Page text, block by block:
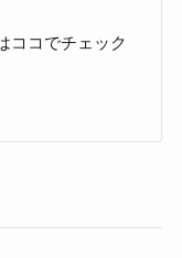
ココでチェック